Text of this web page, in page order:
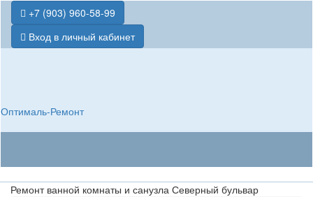
+7 (903) 960-58-99
Вход в личный кабинет
Оптималь-Ремонт
Ремонт ванной комнаты и санузла Северный бульвар